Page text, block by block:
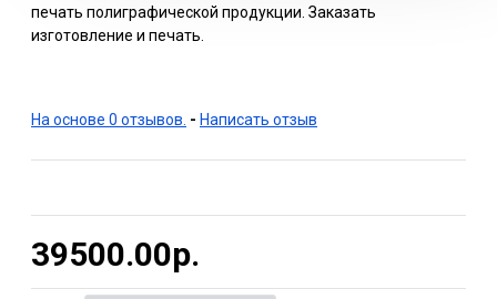
печать полиграфической продукции. Заказать
изготовление и печать.
На основе 0 отзывов. - Написать отзыв
39500.00р.